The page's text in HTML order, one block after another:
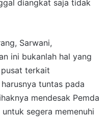
diangkat saja tidak
Sarwani,
ini bukanlah hal yang
terkait
tuntas pada
mendesak Pemda
segera memenuhi